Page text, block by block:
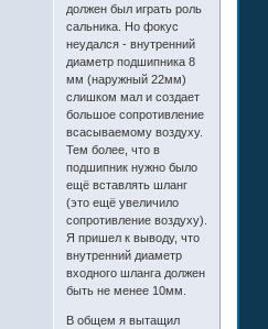
должен был играть роль
сальника. Но фокус
неудался - внутренний
диаметр подшипника 8
мм (наружный 22мм)
слишком мал и создает
большое сопротивление
всасываемому воздуху.
Тем более, что в
подшипник нужно было
ещё вставлять шланг
(это ещё увеличило
сопротивление воздуху).
Я пришел к выводу, что
внутренний диаметр
входного шланга должен
быть не менее 10мм.
В общем я вытащил